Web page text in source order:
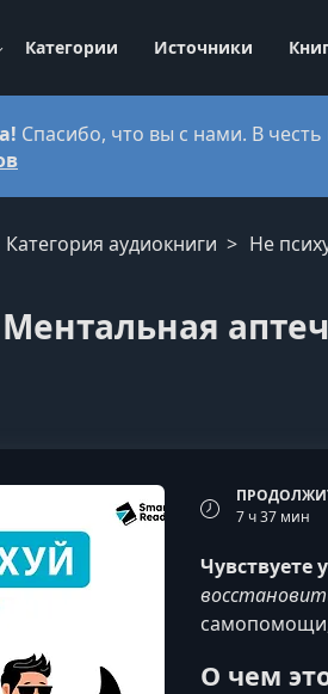
Категории Источники
Спасибо, что вы с нами. В
Категория аудиокниги Не
7 ч 37 мин
Чувствуете
самопомощи,
О чем